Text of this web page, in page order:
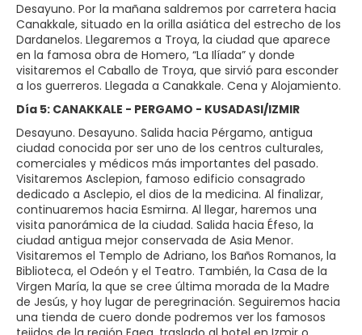
Desayuno. Por la mañana saldremos por carretera hacia
Canakkale, situado en la orilla asiática del estrecho de los
Dardanelos. Llegaremos a Troya, la ciudad que aparece
en la famosa obra de Homero, “La Ilíada” y donde
visitaremos el Caballo de Troya, que sirvió para esconder
a los guerreros. Llegada a Canakkale. Cena y Alojamiento.
Día 5: CANAKKALE - PERGAMO - KUSADASI/IZMIR
Desayuno. Desayuno. Salida hacia Pérgamo, antigua
ciudad conocida por ser uno de los centros culturales,
comerciales y médicos más importantes del pasado.
Visitaremos Asclepion, famoso edificio consagrado
dedicado a Asclepio, el dios de la medicina. Al finalizar,
continuaremos hacia Esmirna. Al llegar, haremos una
visita panorámica de la ciudad. Salida hacia Éfeso, la
ciudad antigua mejor conservada de Asia Menor.
Visitaremos el Templo de Adriano, los Baños Romanos, la
Biblioteca, el Odeón y el Teatro. También, la Casa de la
Virgen María, la que se cree última morada de la Madre
de Jesús, y hoy lugar de peregrinación. Seguiremos hacia
una tienda de cuero donde podremos ver los famosos